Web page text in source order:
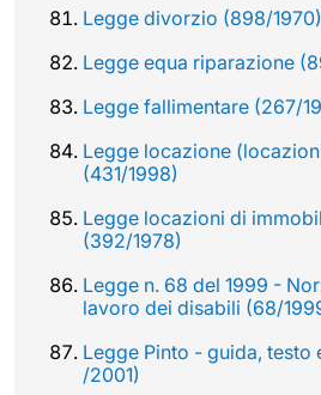
Legge divorzio (898/1970)
Legge equa riparazione
Legge fallimentare (267/
Legge locazione
(431/1998)
Legge locazioni di
(392/1978)
Legge n. 68 del 1999 -
lavoro dei disabili (68/
Legge Pinto - guida, testo
/2001)